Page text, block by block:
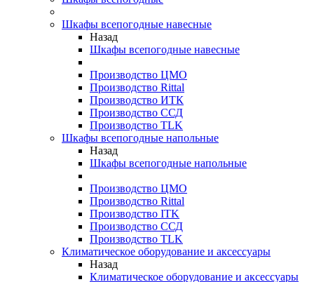
Шкафы всепогодные навесные
Назад
Шкафы всепогодные навесные
Производство ЦМО
Производство Rittal
Производство ИТК
Производство ССД
Производство TLK
Шкафы всепогодные напольные
Назад
Шкафы всепогодные напольные
Производство ЦМО
Производство Rittal
Производство ITK
Производство ССД
Производство TLK
Климатическое оборудование и аксессуары
Назад
Климатическое оборудование и аксессуары